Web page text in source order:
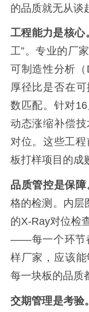
的品质就无从谈
工程能力是核心
工”。专业的厂
可制造性分析
厚径比是否在
数匹配。针对
动态涨缩补偿
对位。这些工
板打样项目的成
品质管控是保障
格的检测。内层
的X-Ray对位检
——每一个环节
样厂家，应该
每一块板的品质
交期管理是考验。